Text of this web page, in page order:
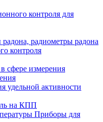
контроля для
радиометры радона
контроля
сфере измерения
удельной активности
на КПП
Приборы для